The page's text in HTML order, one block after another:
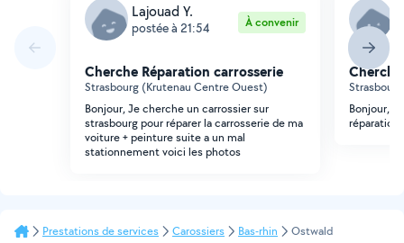
Lajouad Y.
postée à 21:54 À convenir
Cherche Réparation carrosserie
Strasbourg (Krutenau Centre Ouest)
Bonjour, Je cherche un carrossier sur
strasbourg pour réparer la carrosserie de ma
voiture + peinture suite a un mal
stationnement voici les photos
Bonjour,
réparation
Prestations de services Carossiers Bas-rhin Ostwald